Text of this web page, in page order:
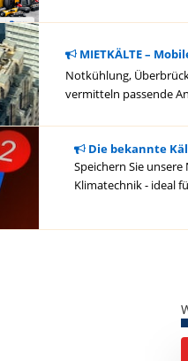
MIETKÄLTE –
Notkühlung,
vermitteln passende
Die bekannte
Speichern Sie
Klimatechnik - ideal